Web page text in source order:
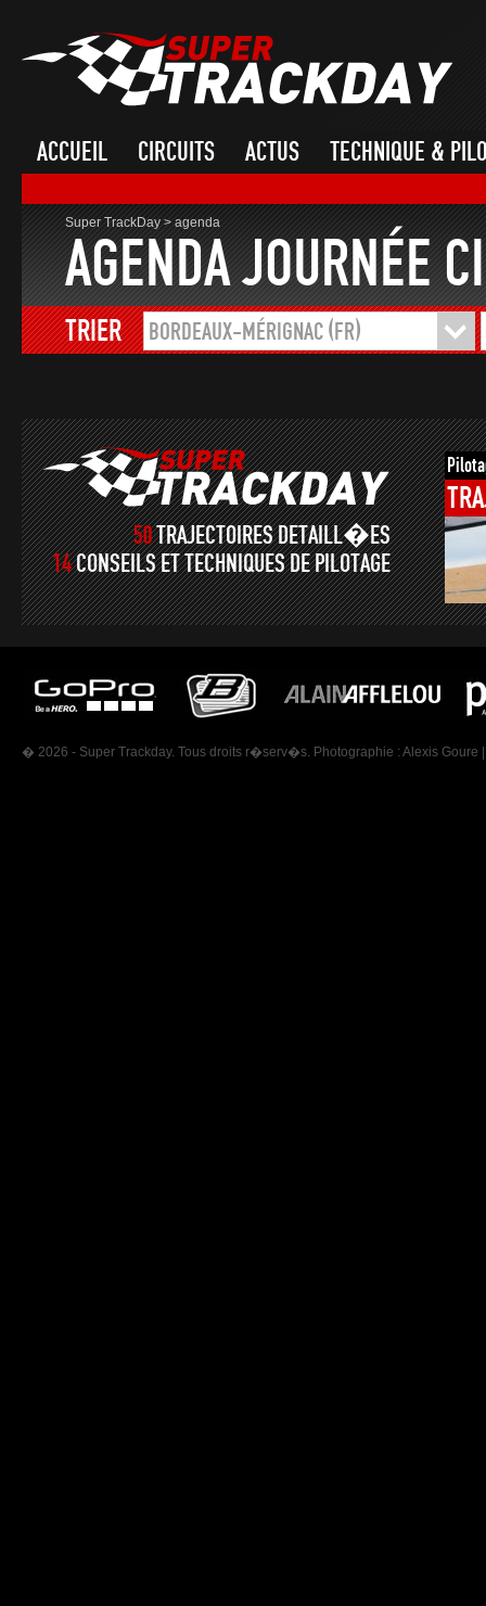
ACCUEIL CIRCUITS ACTUS TECHNIQUE &
Super TrackDay>agenda
AGENDA JOURNÉE
TRIER BORDEAUX-MÉRIGNAC (FR)
50TRAJECTOIRES DETAILL�ES
14CONSEILS ET TECHNIQUES DE PILOTAGE
� 2026 - Super Trackday. Tous droits r�serv�s. Photographie : Alexis Goure